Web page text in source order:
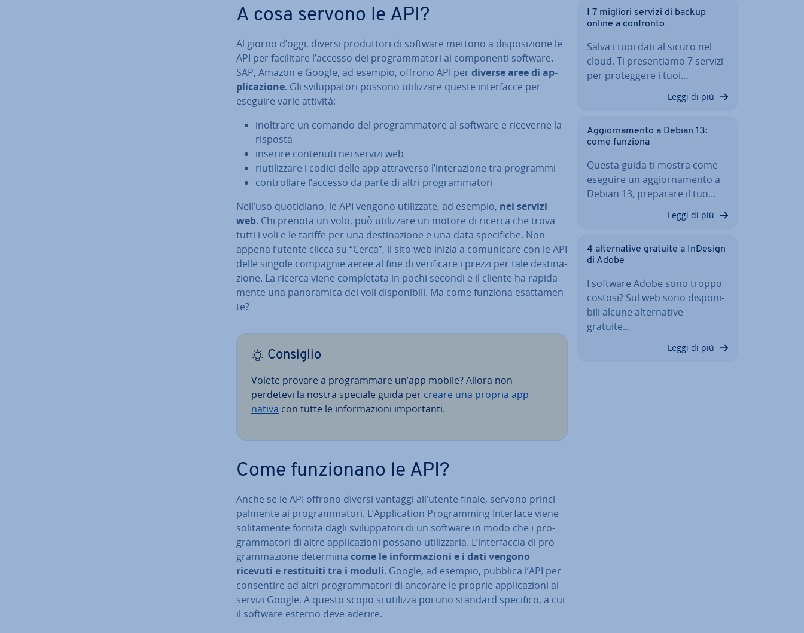
A cosa servono le API?
Al giorno d’oggi, diversi pro­dut­to­ri di software mettono a di­spo­si­zio­ne le
API per fa­ci­li­ta­re l’accesso dei pro­gram­ma­to­ri ai com­po­nen­ti software.
SAP, Amazon e Google, ad esempio, offrono API per diverse aree di ap­
pli­ca­zio­ne. Gli svi­lup­pa­to­ri possono uti­liz­za­re queste in­ter­fac­ce per
eseguire varie attività:
inoltrare un comando del pro­gram­ma­to­re al software e riceverne la
risposta
inserire contenuti nei servizi web
riu­ti­liz­za­re i codici delle app at­tra­ver­so l’in­te­ra­zio­ne tra programmi
con­trol­la­re l’accesso da parte di altri pro­gram­ma­to­ri
Nell’uso quo­ti­dia­no, le API vengono uti­liz­za­te, ad esempio, nei servizi
web. Chi prenota un volo, può uti­liz­za­re un motore di ricerca che trova
tutti i voli e le tariffe per una de­sti­na­zio­ne e una data spe­ci­fi­che. Non
appena l’utente clicca su “Cerca”, il sito web inizia a co­mu­ni­ca­re con le API
delle singole compagnie aeree al fine di ve­ri­fi­ca­re i prezzi per tale de­sti­na­
zio­ne. La ricerca viene com­ple­ta­ta in pochi secondi e il cliente ha ra­pi­da­
men­te una pa­no­ra­mi­ca dei voli di­spo­ni­bi­li. Ma come funziona esat­ta­men­
te?
Consiglio
Volete provare a pro­gram­ma­re un’app mobile? Allora non
perdetevi la nostra speciale guida per creare una propria app
nativa con tutte le in­for­ma­zio­ni im­por­tan­ti.
Come fun­zio­na­no le API?
Anche se le API offrono diversi vantaggi all’utente finale, servono prin­ci­
pal­men­te ai pro­gram­ma­to­ri. L’Ap­pli­ca­tion Pro­gram­ming Interface viene
so­li­ta­men­te fornita dagli svi­lup­pa­to­ri di un software in modo che i pro­
gram­ma­to­ri di altre ap­pli­ca­zio­ni possano uti­liz­zar­la. L’in­ter­fac­cia di pro­
gram­ma­zio­ne determina come le in­for­ma­zio­ni e i dati vengono
ricevuti e re­sti­tui­ti tra i moduli. Google, ad esempio, pubblica l’API per
con­sen­ti­re ad altri pro­gram­ma­to­ri di ancorare le proprie ap­pli­ca­zio­ni ai
servizi Google. A questo scopo si utilizza poi uno standard specifico, a cui
il software esterno deve aderire.
I 7 migliori servizi di backup
online a confronto
Salva i tuoi dati al sicuro nel
cloud. Ti pre­sen­tia­mo 7 servizi
per pro­teg­ge­re i tuoi…
Leggi di più
Ag­gior­na­men­to a Debian 13:
come funziona
Questa guida ti mostra come
eseguire un ag­gior­na­men­to a
Debian 13, preparare il tuo…
Leggi di più
4 al­ter­na­ti­ve gratuite a InDesign
di Adobe
I software Adobe sono troppo
costosi? Sul web sono di­spo­ni­
bi­li alcune al­ter­na­ti­ve
gratuite…
Leggi di più